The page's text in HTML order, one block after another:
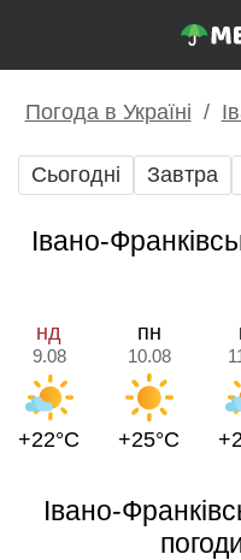
Погода в Україні
Сьогодні Завтра
Івано-
нд
9.08
+22°C
пн
10.08
+25°C
Івано-